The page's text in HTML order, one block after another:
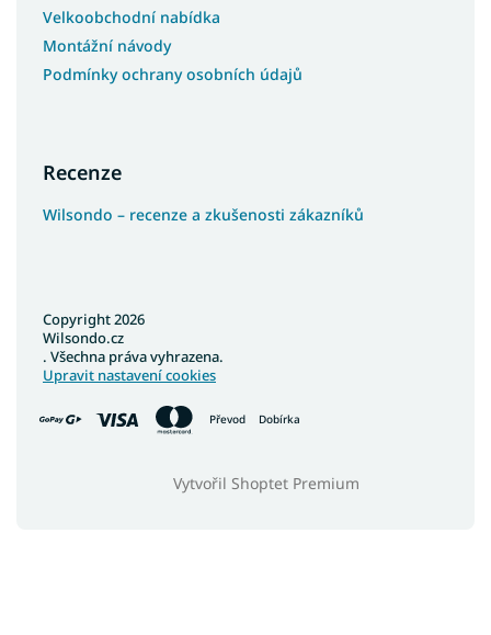
Velkoobchodní nabídka
Montážní návody
Podmínky ochrany osobních údajů
Recenze
Wilsondo – recenze a zkušenosti zákazníků
Převod Dobírka
Vytvořil Shoptet Premium
Copyright 2026
Wilsondo.cz
. Všechna práva vyhrazena.
Upravit nastavení cookies